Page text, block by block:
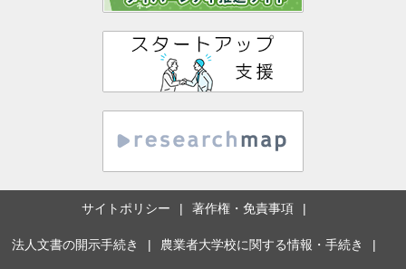
サイトポリシー 著作権・免責事項
法人文書の開示手続き 農業者大学校に関する情報・手続き